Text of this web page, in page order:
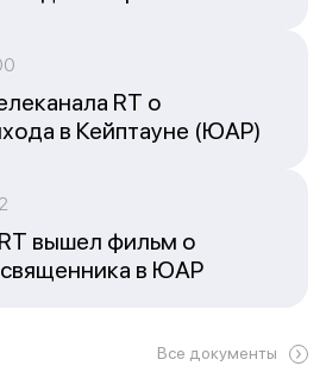
RT о
в Кейптауне (ЮАР)
вышел фильм о
в ЮАР
Все документы